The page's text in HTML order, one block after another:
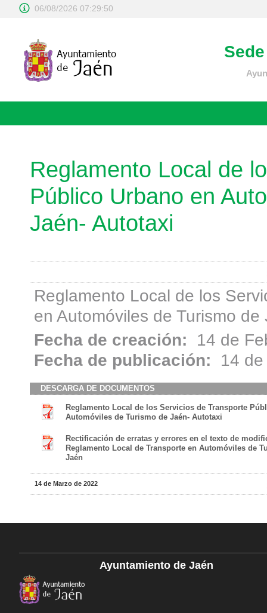
06/08/2026 07:29:50
Reglamento Local de
Público Urbano en
Jaén- Autotaxi
Reglamento Local de los
en Automóviles de Turismo de
Fecha de creación:
14 de
Fecha de publicación:
14
DESCARGA DE DOCUMENTOS
Reglamento Local de los Servicios de Transporte
Automóviles de Turismo de Jaén- Autotaxi
Rectificación de erratas y errores en el texto de
Reglamento Local de Transporte en Automóviles de
Jaén
14 de Marzo de 2022
Ayuntamiento de Jaén